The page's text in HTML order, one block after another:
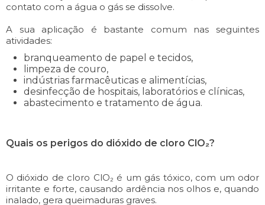
contato com a água o gás se dissolve.
A sua aplicação é bastante comum nas seguintes
atividades:
branqueamento de papel e tecidos,
limpeza de couro,
indústrias farmacêuticas e alimentícias,
desinfecção de hospitais, laboratórios e clínicas,
abastecimento e tratamento de água.
Quais os perigos do dióxido de cloro ClO₂?
O dióxido de cloro ClO₂ é um gás tóxico, com um odor
irritante e forte, causando ardência nos olhos e, quando
inalado, gera queimaduras graves.